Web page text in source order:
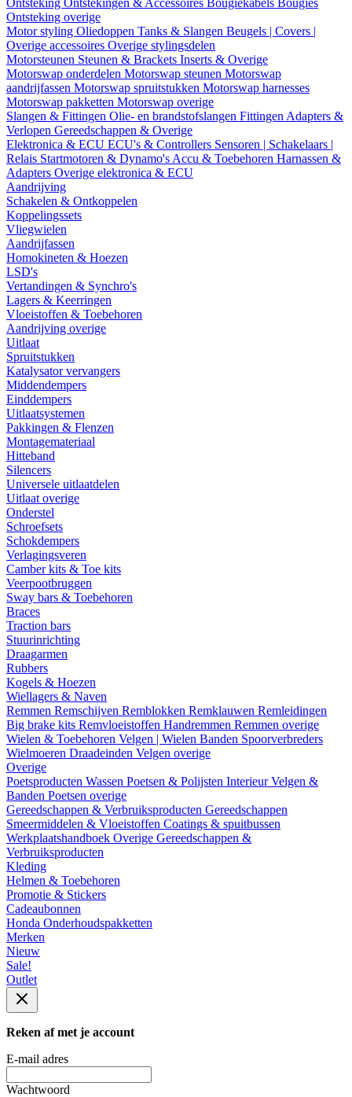
Ontsteking Ontstekingen & Accessoires Bougiekabels Bougies
Ontsteking overige
Motor styling Oliedoppen Tanks & Slangen Beugels | Covers |
Overige accessoires Overige stylingsdelen
Motorsteunen Steunen & Brackets Inserts & Overige
Motorswap onderdelen Motorswap steunen Motorswap
aandrijfassen Motorswap spruitstukken Motorswap harnesses
Motorswap pakketten Motorswap overige
Slangen & Fittingen Olie- en brandstofslangen Fittingen Adapters &
Verlopen Gereedschappen & Overige
Elektronica & ECU ECU's & Controllers Sensoren | Schakelaars |
Relais Startmotoren & Dynamo's Accu & Toebehoren Harnassen &
Adapters Overige elektronica & ECU
Aandrijving
Schakelen & Ontkoppelen
Koppelingssets
Vliegwielen
Aandrijfassen
Homokineten & Hoezen
LSD's
Vertandingen & Synchro's
Lagers & Keerringen
Vloeistoffen & Toebehoren
Aandrijving overige
Uitlaat
Spruitstukken
Katalysator vervangers
Middendempers
Einddempers
Uitlaatsystemen
Pakkingen & Flenzen
Montagemateriaal
Hitteband
Silencers
Universele uitlaatdelen
Uitlaat overige
Onderstel
Schroefsets
Schokdempers
Verlagingsveren
Camber kits & Toe kits
Veerpootbruggen
Sway bars & Toebehoren
Braces
Traction bars
Stuurinrichting
Draagarmen
Rubbers
Kogels & Hoezen
Wiellagers & Naven
Remmen Remschijven Remblokken Remklauwen Remleidingen
Big brake kits Remvloeistoffen Handremmen Remmen overige
Wielen & Toebehoren Velgen | Wielen Banden Spoorverbreders
Wielmoeren Draadeinden Velgen overige
Overige
Poetsproducten Wassen Poetsen & Polijsten InterieurVelgen &
Banden Poetsen overige
Gereedschappen & Verbruiksproducten Gereedschappen
Smeermiddelen & Vloeistoffen Coatings & spuitbussen
Werkplaatshandboek Overige Gereedschappen &
Verbruiksproducten
Kleding
Helmen & Toebehoren
Promotie & Stickers
Cadeaubonnen
Honda Onderhoudspakketten
Merken
Nieuw
Sale!
Outlet
Reken af met je account
E-mail adres
Wachtwoord